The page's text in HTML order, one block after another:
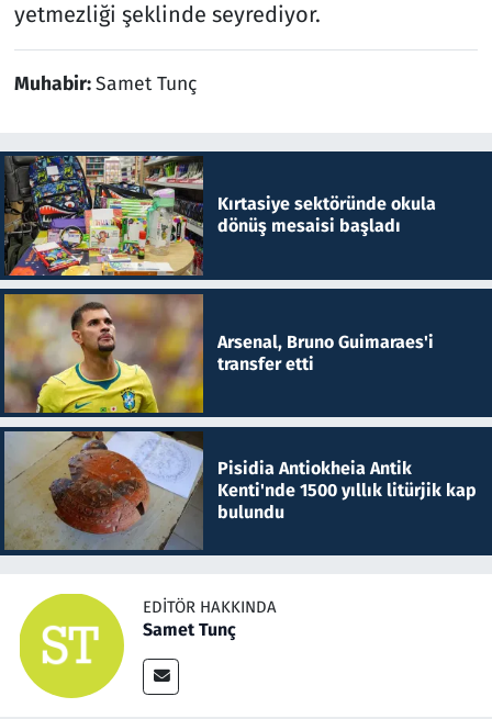
yetmezliği şeklinde seyrediyor.
Muhabir:Samet Tunç
Kırtasiye sektöründe okula
dönüş mesaisi başladı
Arsenal, Bruno Guimaraes'i
transfer etti
Pisidia Antiokheia Antik
Kenti'nde 1500 yıllık litürjik kap
bulundu
EDITÖR HAKKINDA
Samet Tunç